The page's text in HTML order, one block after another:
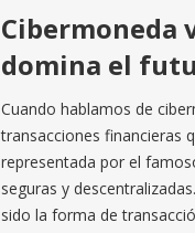
Cibermoneda
domina el
Cuando hablamos de
transacciones financieras
representada por el
seguras y
sido la forma de